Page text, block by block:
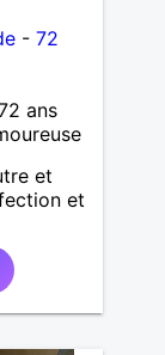
-72
ans
et
et